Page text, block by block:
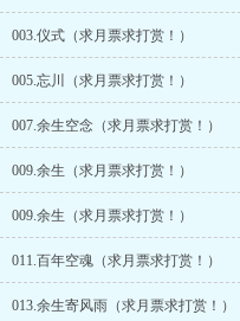
003.仪式（求月票求打赏！）
005.忘川（求月票求打赏！）
007.余生空念（求月票求打赏！）
009.余生（求月票求打赏！）
009.余生（求月票求打赏！）
011.百年空魂（求月票求打赏！）
013.余生寄风雨（求月票求打赏！）